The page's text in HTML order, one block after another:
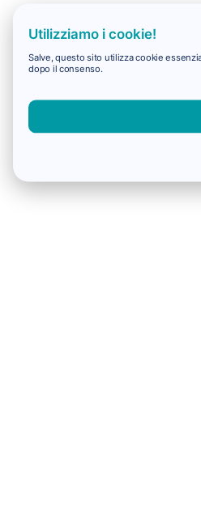
Utilizziamo i cookie!
Salve, questo sito utilizza cookie
dopo il consenso.